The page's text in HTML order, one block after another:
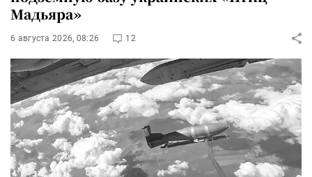
Мадьяра»
6 августа 2026, 08:26 12